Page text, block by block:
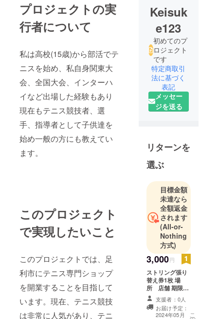
プロジェクトの実
行者について
私は高校(15歳)から部活でテ
ニスを始め、私自身関東大
会、全国大会、インターハ
イなど出場した経験もあり
現在もテニス競技者、選
手、指導者として子供達を
始め一般の方にも教えてい
ます。
このプロジェクト
で実現したいこと
このプロジェクトでは、足
利市にテニス専門ショップ
を開業することを目指して
います。現在、テニス競技
は非常に人気があり、テニ
Keisuk
e123
初めてのプ
ロジェクト
です
特定商取引
法に基づく
表記
メッセー
ジを送る
リターンを
選ぶ
目標金額
未達なら
全額返金
されます
(All-or-
Nothing
方式)
3,000円
ストリング張り
替え券1枚 場
所 店舗 期限
オープンから1年
間 支援者：0人
お届け予定：
2024年05月
こ